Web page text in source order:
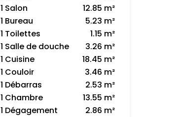
1 Salon
12.85 m²
1 Bureau
5.23 m²
1 Toilettes
1.15 m²
1 Salle de douche
3.26 m²
1 Cuisine
18.45 m²
1 Couloir
3.46 m²
1 Débarras
2.53 m²
1 Chambre
13.55 m²
1 Dégagement
2.86 m²